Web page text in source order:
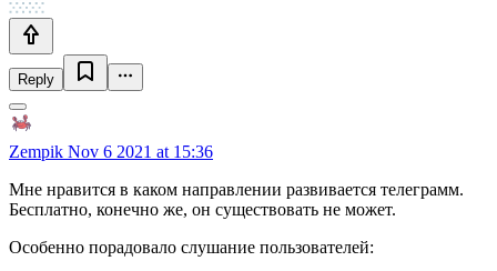
Reply
Zempik Nov 6 2021 at 15:36
Мне нравится в каком направлении развивается телеграмм.
Бесплатно, конечно же, он существовать не может.
Особенно порадовало слушание пользователей: